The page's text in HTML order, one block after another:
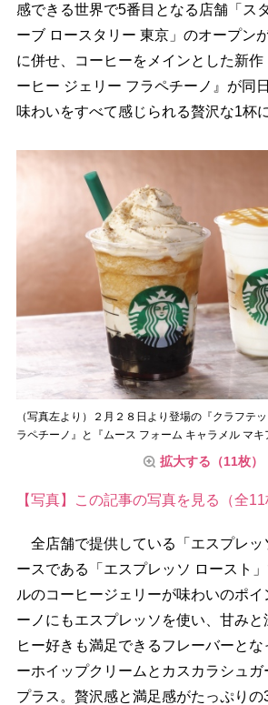
感できる世界で5番目となる店舗「ス
ーブ ロースタリー 東京」のオープン
に併せ、コーヒーをメインとした新作
ーヒー ジェリー フラペチーノ』が同
味わいをすべて感じられる贅沢な1杯
（写真左より）２月２８日より登場の『クラフテ
ラペチーノ』と『ムース フォーム キャラメル マキ
拡大する（11枚）
【写真】この記事の写真を見る（全11
全店舗で提供している「エスプレッ
ースである「エスプレッソ ロースト
ルのコーヒージェリーが味わいのポ
ーノにもエスプレッソを使い、甘み
ヒー好きも満足できるフレーバーとな
ーホイップクリームとカスカラシュ
プラス。贅沢感と満足感がたっぷりの